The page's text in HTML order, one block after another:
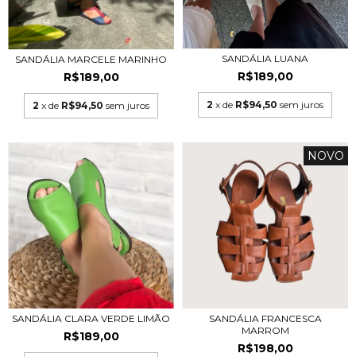
SANDÁLIA MARCELE MARINHO
R$189,00
2 x de R$94,50 sem juros
SANDÁLIA LUANA
R$189,00
2 x de R$94,50 sem juros
SANDÁLIA CLARA VERDE LIMÃO
R$189,00
NOVO
SANDÁLIA FRANCESCA
MARROM
R$198,00